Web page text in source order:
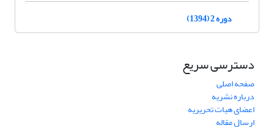
دوره 2 (1394)
دسترسی سریع
صفحه اصلی
درباره نشریه
اعضای هیات تحریریه
ارسال مقاله